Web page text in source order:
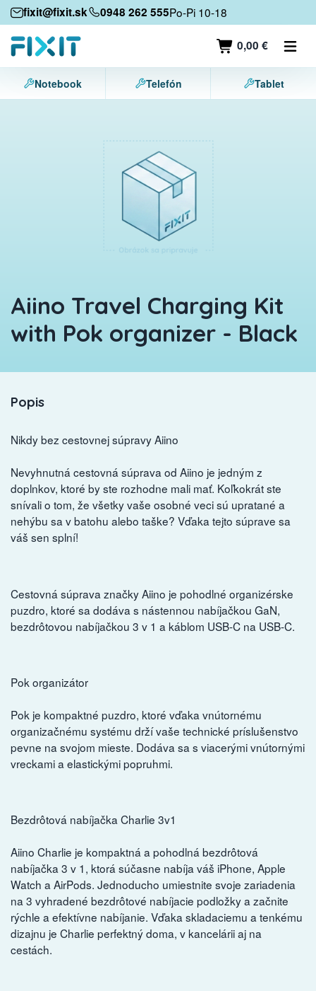
fixit@fixit.sk 0948 262 555Po-Pi 10-18
0,00 €
Mobilné zariadenia
Mobilné telefóny
Tablety
Notebook Telefón Tablet
Aiino Travel Charging Kit
with Pok organizer - Black
Popis
Nikdy bez cestovnej súpravy Aiino
Nevyhnutná cestovná súprava od Aiino je jedným z
doplnkov, ktoré by ste rozhodne mali mať. Koľkokrát ste
snívali o tom, že všetky vaše osobné veci sú upratané a
nehýbu sa v batohu alebo taške? Vďaka tejto súprave sa
váš sen splní!
Cestovná súprava značky Aiino je pohodlné organizérske
puzdro, ktoré sa dodáva s nástennou nabíjačkou GaN,
bezdrôtovou nabíjačkou 3 v 1 a káblom USB-C na USB-C.
Pok organizátor
Pok je kompaktné puzdro, ktoré vďaka vnútornému
organizačnému systému drží vaše technické príslušenstvo
pevne na svojom mieste. Dodáva sa s viacerými vnútornými
vreckami a elastickými popruhmi.
Bezdrôtová nabíjačka Charlie 3v1
Aiino Charlie je kompaktná a pohodlná bezdrôtová
nabíjačka 3 v 1, ktorá súčasne nabíja váš iPhone, Apple
Watch a AirPods. Jednoducho umiestnite svoje zariadenia
na 3 vyhradené bezdrôtové nabíjacie podložky a začnite
rýchle a efektívne nabíjanie. Vďaka skladaciemu a tenkému
dizajnu je Charlie perfektný doma, v kancelárii aj na
cestách.